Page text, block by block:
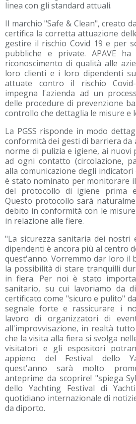
linea con gli standard attuali.
Il marchio "Safe & Clean", creato
certifica la corretta attuazione
gestire il rischio Covid 19 e per
pubbliche e private. APAVE
riconoscimento di qualità alle
loro clienti e i loro dipendenti
attuate contro il rischio
impegna l'azienda ad un
delle procedure di prevenzione
controllo che dettaglia le misure e
La PGSS risponde in modo
conformità dei gesti di barriera da
norme di pulizia e igiene, ai nuovi
ad ogni contatto (circolazione,
alla comunicazione degli indicatori
è stato nominato per monitorare
del protocollo di igiene prima
Questo protocollo sarà
debito in conformità con le
in relazione alle fiere.
"La sicurezza sanitaria dei nostri
dipendenti è ancora più al centro
quest'anno. Vorremmo dar loro il
la possibilità di stare tranquilli
in fiera. Per noi è stato
sanitario, su cui lavoriamo da
certificato come "sicuro e pulito"
segnale forte e rassicurare i
lavoro di organizzatori di
all'improvvisazione, in realtà
che la visita alla fiera si svolga
visitatori e gli espositori
appieno del Festival dello
quest'anno sarà molto
anteprime da scoprire! "spiega
dello Yachting Festival di
quotidiano internazionale di
da diporto.